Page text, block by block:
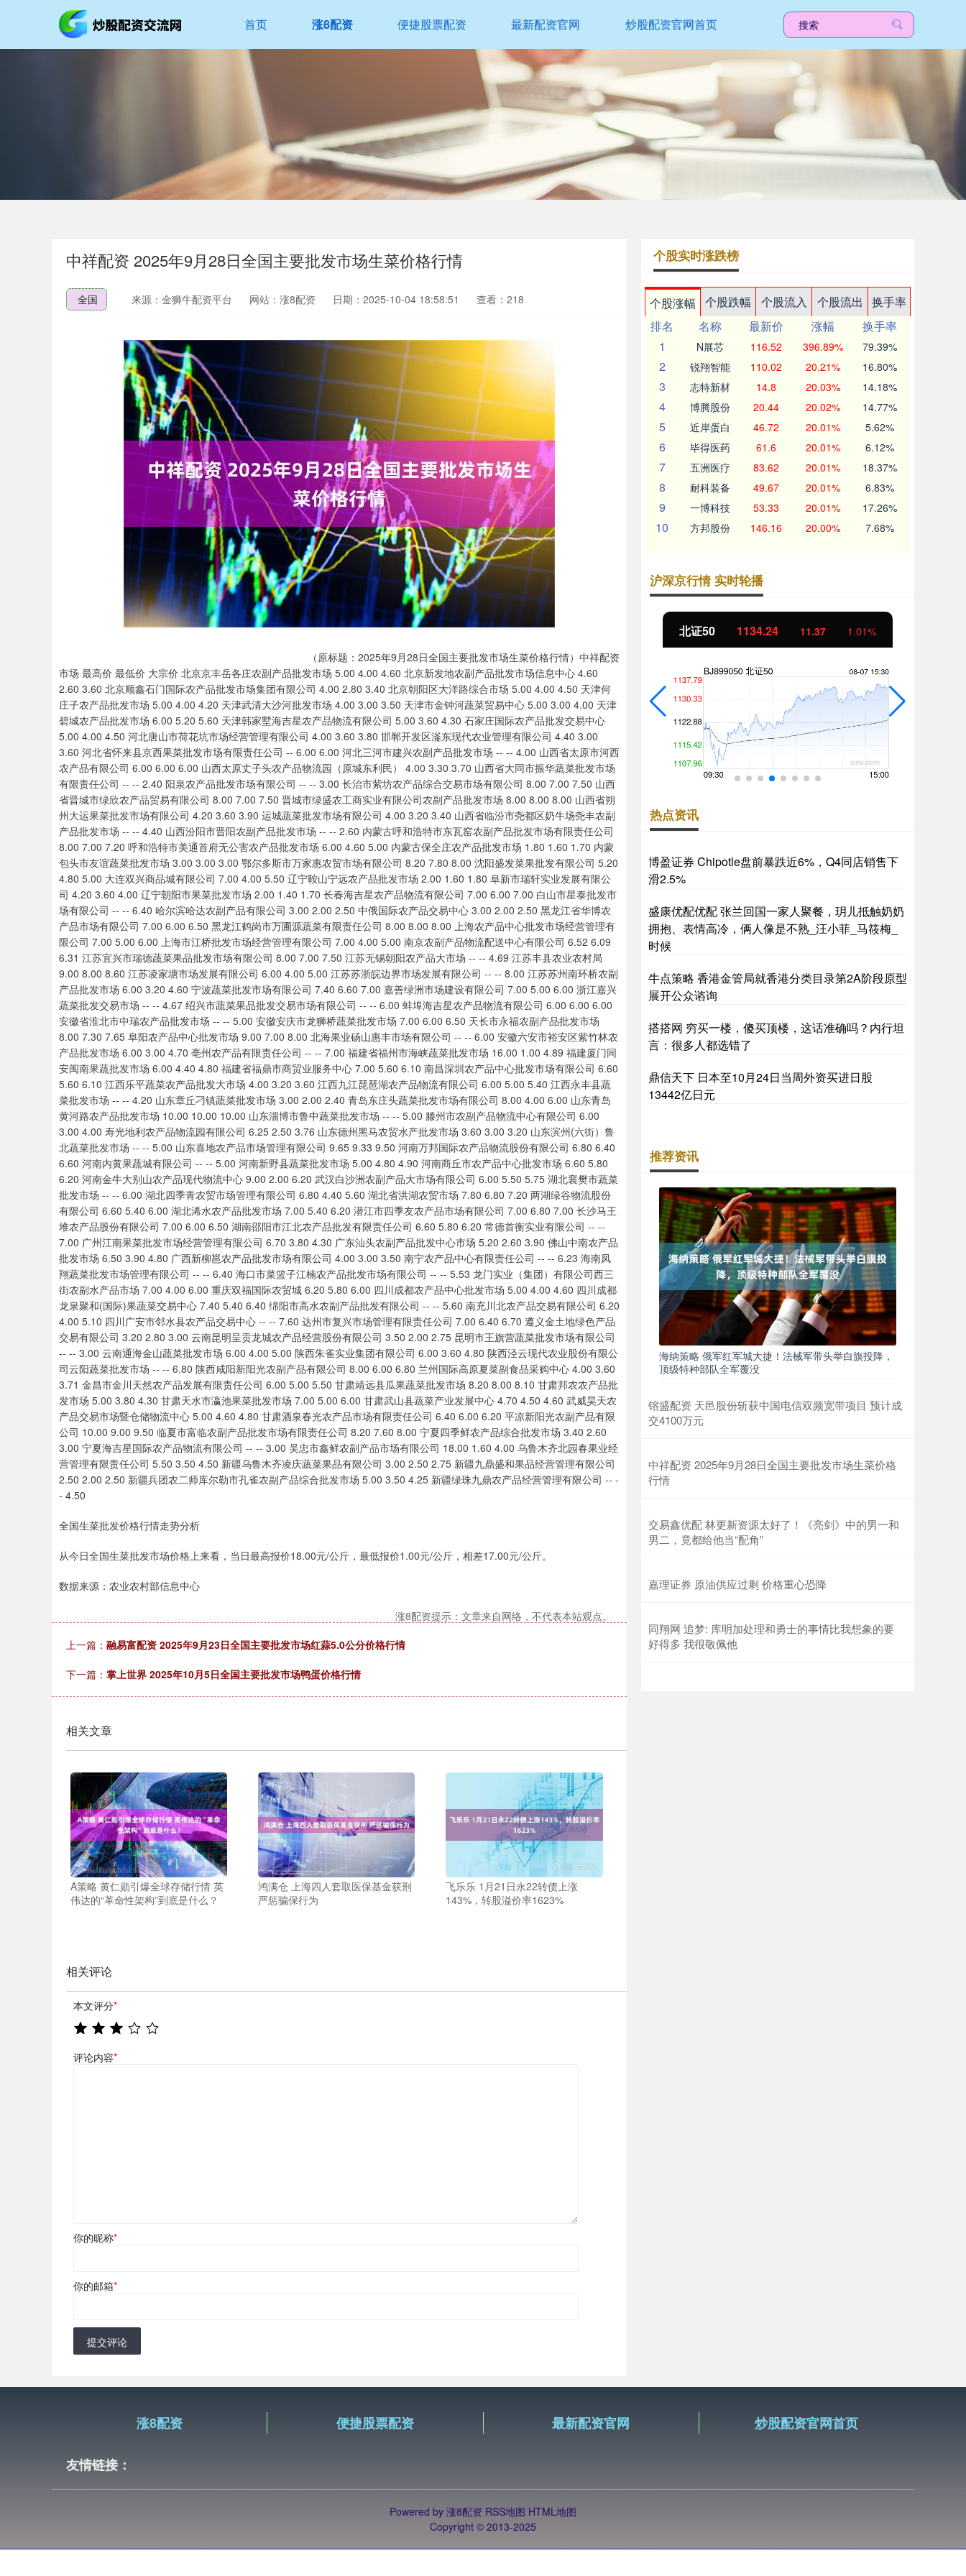
首页 涨8配资 便捷股票配资 最新配资官网 炒股配资官网首页
中祥配资 2025年9月28日全国主要批发市场生菜价格行情
全国 来源：金狮牛配资平台 网站：涨8配资 日期：2025-10-04 18:58:51 查看：218
（原标题：2025年9月28日全国主要批发市场生菜价格行情）中祥配资
市场 最高价 最低价 大宗价 北京京丰岳各庄农副产品批发市场 5.00 4.00 4.60 北京新发地农副产品批发市场信息中心 4.60 2.60 3.60 北京顺鑫石门国际农产品批发市场集团有限公司 4.00 2.80 3.40 北京朝阳区大洋路综合市场 5.00 4.00 4.50 天津何庄子农产品批发市场 5.00 4.00 4.20 天津武清大沙河批发市场 4.00 3.00 3.50 天津市金钟河蔬菜贸易中心 5.00 3.00 4.00 天津碧城农产品批发市场 6.00 5.20 5.60 天津韩家墅海吉星农产品物流有限公司 5.00 3.60 4.30 石家庄国际农产品批发交易中心 5.00 4.00 4.50 河北唐山市荷花坑市场经营管理有限公司 4.00 3.60 3.80 邯郸开发区滏东现代农业管理有限公司 4.40 3.00 3.60 河北省怀来县京西果菜批发市场有限责任公司 -- 6.00 6.00 河北三河市建兴农副产品批发市场 -- -- 4.00 山西省太原市河西农产品有限公司 6.00 6.00 6.00 山西太原丈子头农产品物流园（原城东利民） 4.00 3.30 3.70 山西省大同市振华蔬菜批发市场有限责任公司 -- -- 2.40 阳泉农产品批发市场有限公司 -- -- 3.00 长治市紫坊农产品综合交易市场有限公司 8.00 7.00 7.50 山西省晋城市绿欣农产品贸易有限公司 8.00 7.00 7.50 晋城市绿盛农工商实业有限公司农副产品批发市场 8.00 8.00 8.00 山西省朔州大运果菜批发市场有限公司 4.20 3.60 3.90 运城蔬菜批发市场有限公司 4.00 3.20 3.40 山西省临汾市尧都区奶牛场尧丰农副产品批发市场 -- -- 4.40 山西汾阳市晋阳农副产品批发市场 -- -- 2.60 内蒙古呼和浩特市东瓦窑农副产品批发市场有限责任公司 8.00 7.00 7.20 呼和浩特市美通首府无公害农产品批发市场 6.00 4.60 5.00 内蒙古保全庄农产品批发市场 1.80 1.60 1.70 内蒙包头市友谊蔬菜批发市场 3.00 3.00 3.00 鄂尔多斯市万家惠农贸市场有限公司 8.20 7.80 8.00 沈阳盛发菜果批发有限公司 5.20 4.80 5.00 大连双兴商品城有限公司 7.00 4.00 5.50 辽宁鞍山宁远农产品批发市场 2.00 1.60 1.80 阜新市瑞轩实业发展有限公司 4.20 3.60 4.00 辽宁朝阳市果菜批发市场 2.00 1.40 1.70 长春海吉星农产品物流有限公司 7.00 6.00 7.00 白山市星泰批发市场有限公司 -- -- 6.40 哈尔滨哈达农副产品有限公司 3.00 2.00 2.50 中俄国际农产品交易中心 3.00 2.00 2.50 黑龙江省华博农产品市场有限公司 7.00 6.00 6.50 黑龙江鹤岗市万圃源蔬菜有限责任公司 8.00 8.00 8.00 上海农产品中心批发市场经营管理有限公司 7.00 5.00 6.00 上海市江桥批发市场经营管理有限公司 7.00 4.00 5.00 南京农副产品物流配送中心有限公司 6.52 6.09 6.31 江苏宜兴市瑞德蔬菜果品批发市场有限公司 8.00 7.00 7.50 江苏无锡朝阳农产品大市场 -- -- 4.69 江苏丰县农业农村局 9.00 8.00 8.60 江苏凌家塘市场发展有限公司 6.00 4.00 5.00 江苏苏浙皖边界市场发展有限公司 -- -- 8.00 江苏苏州南环桥农副产品批发市场 6.00 3.20 4.60 宁波蔬菜批发市场有限公司 7.40 6.60 7.00 嘉善绿洲市场建设有限公司 7.00 5.00 6.00 浙江嘉兴蔬菜批发交易市场 -- -- 4.67 绍兴市蔬菜果品批发交易市场有限公司 -- -- 6.00 蚌埠海吉星农产品物流有限公司 6.00 6.00 6.00 安徽省淮北市中瑞农产品批发市场 -- -- 5.00 安徽安庆市龙狮桥蔬菜批发市场 7.00 6.00 6.50 天长市永福农副产品批发市场 8.00 7.30 7.65 阜阳农产品中心批发市场 9.00 7.00 8.00 北海果业砀山惠丰市场有限公司 -- -- 6.00 安徽六安市裕安区紫竹林农产品批发市场 6.00 3.00 4.70 亳州农产品有限责任公司 -- -- 7.00 福建省福州市海峡蔬菜批发市场 16.00 1.00 4.89 福建厦门同安闽南果蔬批发市场 6.00 4.40 4.80 福建省福鼎市商贸业服务中心 7.00 5.60 6.10 南昌深圳农产品中心批发市场有限公司 6.60 5.60 6.10 江西乐平蔬菜农产品批发大市场 4.00 3.20 3.60 江西九江琵琶湖农产品物流有限公司 6.00 5.00 5.40 江西永丰县蔬菜批发市场 -- -- 4.20 山东章丘刁镇蔬菜批发市场 3.00 2.00 2.40 青岛东庄头蔬菜批发市场有限公司 8.00 4.00 6.00 山东青岛黄河路农产品批发市场 10.00 10.00 10.00 山东淄博市鲁中蔬菜批发市场 -- -- 5.00 滕州市农副产品物流中心有限公司 6.00 3.00 4.00 寿光地利农产品物流园有限公司 6.25 2.50 3.76 山东德州黑马农贸水产批发市场 3.60 3.00 3.20
全国生菜批发价格行情走势分析
从今日全国生菜批发市场价格上来看，当日最高报价18.00元/公斤，最低报价1.00元/公斤，相差17.00元/公斤。
数据来源：农业农村部信息中心
涨8配资提示：文章来自网络，不代表本站观点。
上一篇： 融易富配资 2025年9月23日全国主要批发市场红蒜5.0公分价格行情
下一篇： 掌上世界 2025年10月5日全国主要批发市场鸭蛋价格行情
相关文章
A策略 黄仁勋引爆全球存储行情 英
伟达的“革命性架构”到底是什么？
鸿满仓 上海四人套取医保基金获刑
严惩骗保行为
飞乐乐 1月21日永22转债上涨
143%，转股溢价率1623%
相关评论
本文评分*
评论内容*
你的昵称*
你的邮箱*
提交评论
个股实时涨跌榜
个股涨幅 个股跌幅 个股流入 个股流出
换手率
排名
名称 最新价 涨幅
换手率
1
N展芯 116.52 396.89% 79.39%
2 锐翔智能 110.02 20.21% 16.80%
3 志特新材 14.8 20.03% 14.18%
4 博腾股份 20.44 20.02% 14.77%
5 近岸蛋白 46.72 20.01% 5.62%
6 毕得医药 61.6 20.01% 6.12%
7 五洲医疗 83.62 20.01% 18.37%
8 耐科装备 49.67 20.01% 6.83%
9 一博科技 53.33 20.01% 17.26%
10 方邦股份 146.16 20.00% 7.68%
沪深京行情 实时轮播
深证成指 14311.01 200.89 1.42% 沪深300 4694.44 43.13 北证50 1134.24 11.37 1.01%
热点资讯
博盈证券 Chipotle盘前暴跌近6%，Q4同店销售下
滑2.5%
盛康优配优配 张兰回国一家人聚餐，玥儿抵触奶奶
拥抱、表情高冷，俩人像是不熟_汪小菲_马筱梅_
时候
牛点策略 香港金管局就香港分类目录第2A阶段原型
展开公众谘询
搭搭网 穷买一楼，傻买顶楼，这话准确吗？内行坦
言：很多人都选错了
鼎信天下 日本至10月24日当周外资买进日股
13442亿日元
推荐资讯
海纳策略 俄军红军城大捷！法械军带头举白旗投降，
顶级特种部队全军覆没
镕盛配资 天邑股份斩获中国电信双频宽带项目 预计成
交4100万元
中祥配资 2025年9月28日全国主要批发市场生菜价格
行情
交易鑫优配 林更新资源太好了！《亮剑》中的男一和
男二，竟都给他当“配角”
嘉理证券 原油供应过剩 价格重心恐降
同翔网 追梦: 库明加处理和勇士的事情比我想象的要
好得多 我很敬佩他
涨8配资 便捷股票配资 最新配资官网 炒股配资官网首页
友情链接：
Powered by 涨8配资 RSS地图 HTML地图
Copyright © 2013-2025